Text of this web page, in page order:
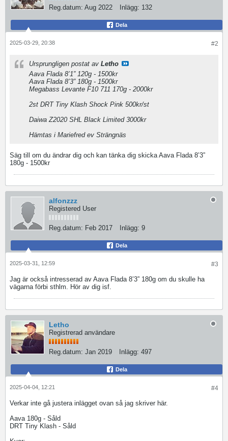
Reg.datum: Aug 2022 Inlägg: 132
Dela
#2
2025-03-29, 20:38
Ursprungligen postat av Letho
Aava Flada 8’1” 120g - 1500kr
Aava Flada 8’3” 180g - 1500kr
Megabass Levante F10 711 170g - 2000kr
2st DRT Tiny Klash Shock Pink 500kr/st
Daiwa Z2020 SHL Black Limited 3000kr
Hämtas i Mariefred ev Strängnäs
Säg till om du ändrar dig och kan tänka dig skicka Aava Flada 8’3”
180g - 1500kr
alfonzzz
Registered User
Reg.datum: Feb 2017 Inlägg: 9
Dela
#3
2025-03-31, 12:59
Jag är också intresserad av Aava Flada 8’3” 180g om du skulle ha
vägarna förbi sthlm. Hör av dig isf.
Letho
Registrerad användare
Reg.datum: Jan 2019 Inlägg: 497
Dela
#4
2025-04-04, 12:21
Verkar inte gå justera inlägget ovan så jag skriver här.
Aava 180g - Såld
DRT Tiny Klash - Såld